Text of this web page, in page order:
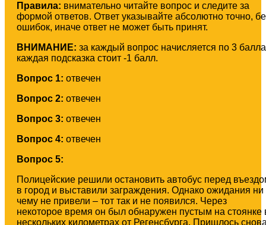
Правила: внимательно читайте вопрос и следите за
формой ответов. Ответ указывайте абсолютно точно,
ошибок, иначе ответ не может быть принят.
ВНИМАНИЕ: за каждый вопрос начисляется по 3
каждая подсказка стоит -1 балл.
Вопрос 1: отвечен
Вопрос 2: отвечен
Вопрос 3: отвечен
Вопрос 4: отвечен
Вопрос 5:
Полицейские решили остановить автобус перед
в город и выставили заграждения. Однако ожидания ни
чему не привели – тот так и не появился. Через
некоторое время он был обнаружен пустым на стоянке
нескольких километрах от Регенсбурга. Пришлось